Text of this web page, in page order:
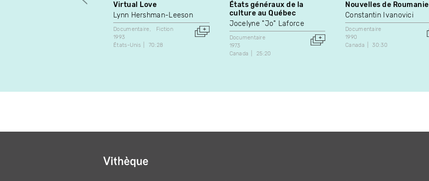
Virtual Love
Lynn Hershman-Leeson
Documentaire
Fiction
1993
États-Unis
70:28
États généraux de la
culture au Québec
Jocelyne "Jo" Laforce
Documentaire
1973
Canada
25:20
Nouvelles de Roumanie
Constantin Ivanovici
Documentaire
1990
Canada
30:30